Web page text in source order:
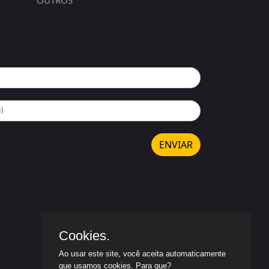
ENVIAR
Cookies.
Ao usar este site, você aceita automaticamente
que usamos cookies. Para que?